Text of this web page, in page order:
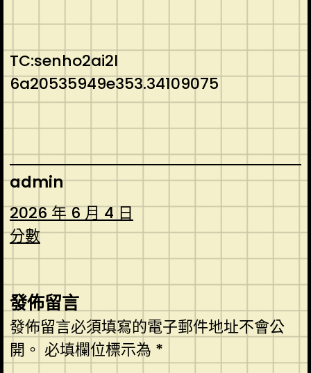
TC:senho2ai2l
6a20535949e353.34109075
admin
2026 年 6 月 4 日
分數
發佈留言
發佈留言必須填寫的電子郵件地址不會公
開。 必填欄位標示為 *